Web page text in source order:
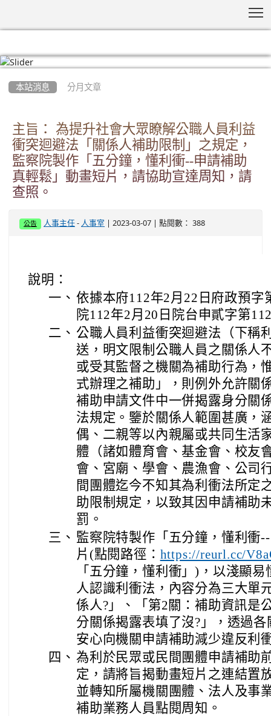
本站消息 分月文章
主旨： 為提升社會大眾瞭解公職人員利益
衝突迴避法「關係人補助限制」之規定，
監察院製作「五分鐘，懂利衝--申請補助
真輕鬆」動畫短片，請協助宣達周知，請
查照。
公告 人事主任 - 人事室 | 2023-03-07 | 點閱數： 388
說明：
一、 依據本府112年2月22日府政預字
院112年2月20日院台申貳字第
二、 公職人員利益衝突迴避法（下稱
送，明文限制公職人員之關係人
或受其監督之機關為補助行為，
式辦理之補助」，則例外允許關
補助申請文件中一併揭露身分關
法規定。鑒於關係人範圍甚廣，
偶、二親等以內親屬或共同生活
體（諸如體育會、基金會、校友
會、宮廟、學會、農漁會、公
間團體迄今不知其為利衝法所定
助限制規定，以致其因申請補助
罰。
三、 監察院特製作「五分鐘，懂利衝
片(點閱路徑： https://reurl.cc/
「五分鐘，懂利衝」)，以淺顯
人認識利衝法，內容分為三大單
係人?」、「第2關：補助資訊是
分關係揭露表填了沒?」，透過
安心向機關申請補助減少違反利
四、 為利於民眾或民間團體申請補助
定，請將旨揭動畫短片之連結置
並轉知所屬機關團體、法人及事
補助業務人員點閱周知。